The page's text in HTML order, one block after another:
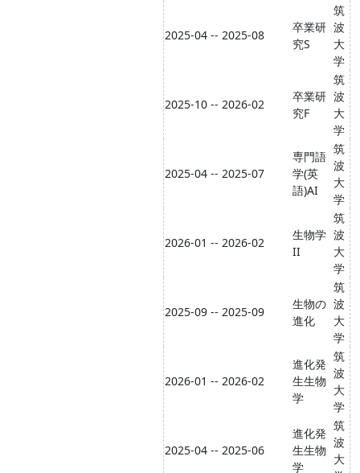
2025-04 -- 2025-08
卒業研
究S
筑
波
大
学
2025-10 -- 2026-02
卒業研
究F
筑
波
大
学
2025-04 -- 2025-07
専門語
学(英
語)AI
筑
波
大
学
2026-01 -- 2026-02
生物学
II
筑
波
大
学
2025-09 -- 2025-09
生物の
進化
筑
波
大
学
2026-01 -- 2026-02
進化発
生生物
学
筑
波
大
学
2025-04 -- 2025-06
進化発
生生物
学
筑
波
大